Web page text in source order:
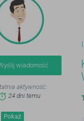
wiadomość
aktywność:
24 dni temu
Pokaż